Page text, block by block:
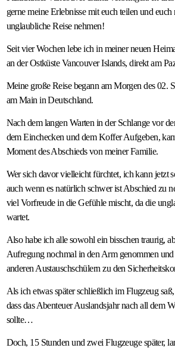
gerne meine Erlebnisse mit euch teilen und
unglaubliche Reise nehmen!
Seit vier Wochen lebe ich in meiner neuen
an der Ostküste Vancouver Islands, direkt am
Meine große Reise begann am Morgen des 02.
am Main in Deutschland.
Nach dem langen Warten in der Schlange vor
dem Einchecken und dem Koffer Aufgeben,
Moment des Abschieds von meiner Familie.
Wer sich davor vielleicht fürchtet, ich kann jetzt
auch wenn es natürlich schwer ist Abschied zu
viel Vorfreude in die Gefühle mischt, da die
wartet.
Also habe ich alle sowohl ein bisschen traurig,
Aufregung nochmal in den Arm genommen
anderen Austauschschülern zu den
Als ich etwas später schließlich im Flugzeug
dass das Abenteuer Auslandsjahr nach all dem
sollte…
Doch, 15 Stunden und zwei Flugzeuge später,